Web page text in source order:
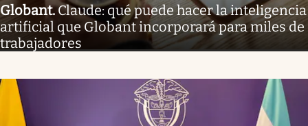
Globant.Claude: qué puede hacer la inteligencia
artificial que Globant incorporará para miles de
trabajadores